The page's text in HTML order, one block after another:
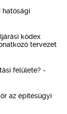
hatósági
kódex
tervezet
felülete? -
az építésügyi